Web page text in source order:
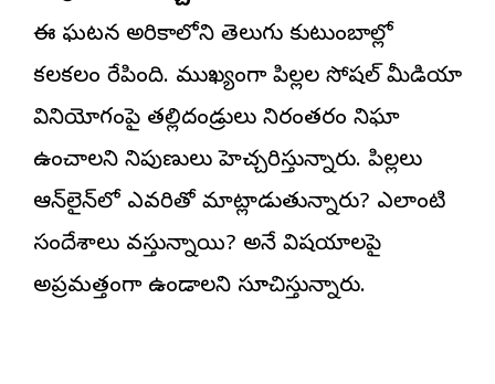
ఈ ఘటన అమెరికాలోని తెలుగు కుటుంబాల్లో
కలకలం రేపింది. ముఖ్యంగా పిల్లల సోషల్ మీడియా
వినియోగంపై తల్లిదండ్రులు నిరంతరం నిఘా
ఉంచాలని నిపుణులు హెచ్చరిస్తున్నారు. పిల్లలు
ఆన్‌లైన్‌లో ఎవరితో మాట్లాడుతున్నారు? ఎలాంటి
సందేశాలు వస్తున్నాయి? అనే విషయాలపై
అప్రమత్తంగా ఉండాలని సూచిస్తున్నారు.